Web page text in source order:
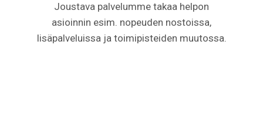
Joustava palvelumme takaa helpon
asioinnin esim. nopeuden nostoissa,
lisäpalveluissa ja toimipisteiden muutossa.